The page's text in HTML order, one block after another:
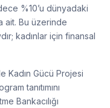
%10’u dünyadaki
ait. Bu üzerinde
kadınlar için finansal
Kadın Gücü Projesi
tanıtımını
Bankacılığı